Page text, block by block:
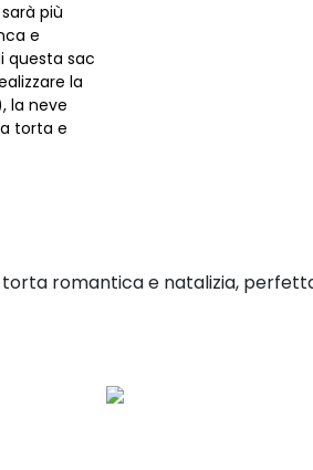
più
e
questa sac
la
la neve
torta e
torta romantica e natalizia,